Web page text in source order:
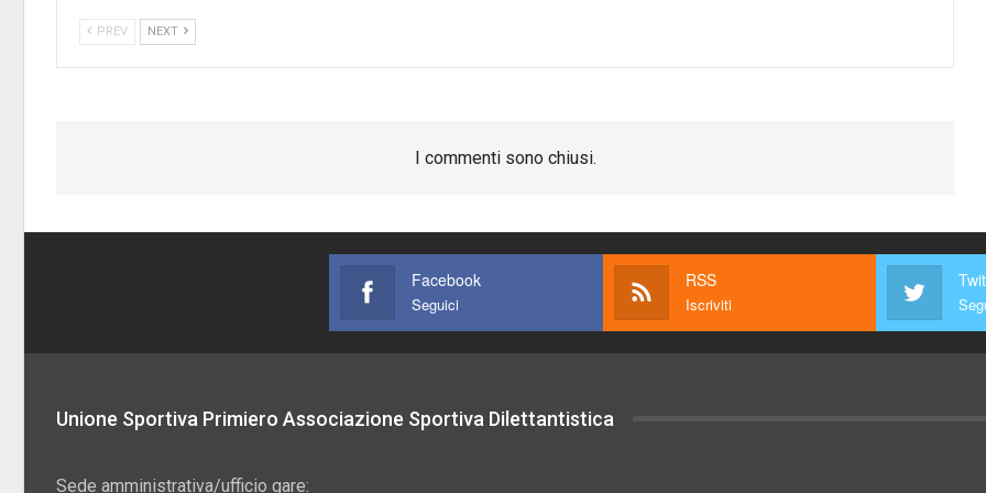
PREV NEXT
I commenti sono chiusi.
Facebook
Seguici
RSS
Iscriviti
Unione Sportiva Primiero Associazione Sportiva Dilettantistica
Sede amministrativa/ufficio gare: